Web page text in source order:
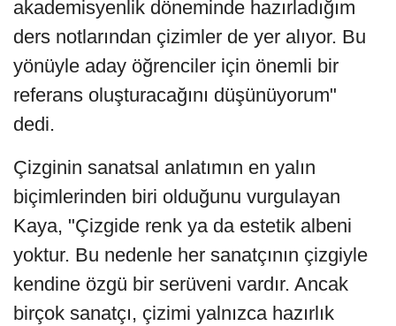
akademisyenlik döneminde hazırladığım
ders notlarından çizimler de yer alıyor. Bu
yönüyle aday öğrenciler için önemli bir
referans oluşturacağını düşünüyorum"
dedi.
Çizginin sanatsal anlatımın en yalın
biçimlerinden biri olduğunu vurgulayan
Kaya, "Çizgide renk ya da estetik albeni
yoktur. Bu nedenle her sanatçının çizgiyle
kendine özgü bir serüveni vardır. Ancak
birçok sanatçı, çizimi yalnızca hazırlık